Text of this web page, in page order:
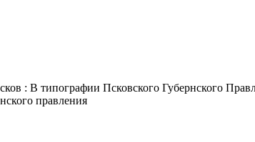
: В типографии Псковского Губернского
правления